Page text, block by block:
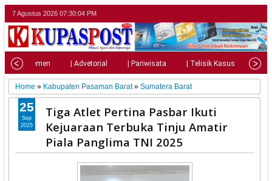
7 Agustus 2026 07:30:06 PM
| Parlemen | Advetorial | Pariwisata | Telisik Kasus |
Home » Kabupaten Pasaman Barat»Sumatera Barat
Tiga Atlet Pertina Pasbar Ikuti
Kejuaraan Terbuka Tinju Amatir
Piala Panglima TNI 2025
25
Sep
2025